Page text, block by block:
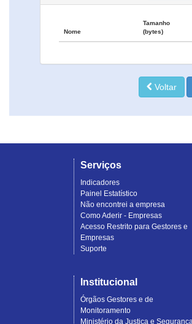
Nome
Tamanho
(bytes)
Voltar
Serviços
Indicadores
Painel Estatístico
Não encontrei a empresa
Como Aderir - Empresas
Acesso Restrito para Gestores e
Empresas
Suporte
Institucional
Órgãos Gestores e de
Monitoramento
Ministério da Justiça e